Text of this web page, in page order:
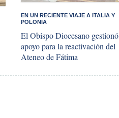
EN UN RECIENTE VIAJE A ITALIA Y
POLONIA
El Obispo Diocesano gestionó
apoyo para la reactivación del
Ateneo de Fátima